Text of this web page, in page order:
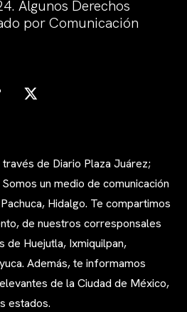
Algunos Derechos
por Comunicación
de Diario Plaza Juárez;
un medio de comunicación
Hidalgo. Te compartimos
de nuestros corresponsales
de Huejutla, Ixmiquilpan,
Además, te informamos
de la Ciudad de México,
estados.